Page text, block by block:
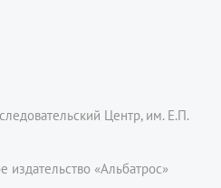
Центр, им. Е.П.
«Альбатрос»